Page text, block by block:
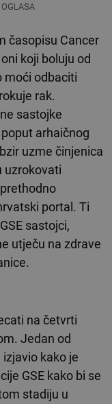
časopisu Cancer
koji boluju od
moći odbaciti
rak.
sastojke
arhaičnog
uzme činjenica
uzrokovati
portal. Ti
sastojci,
utječu na zdrave
na četvrti
Jedan od
kako je
GSE kako bi se
stadiju u